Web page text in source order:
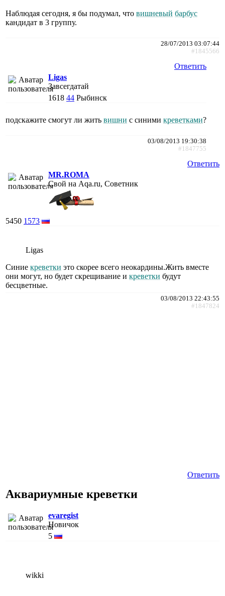
Наблюдая сегодня, я бы подумал, что вишневый барбус
кандидат в 3 группу.
28/07/2013 03:07:44
#1845566
Ответить
Ligas
Завсегдатай
1618 44 Рыбинск
подскажите смогут ли жить вишни с синими креветками?
03/08/2013 19:30:38
#1847755
Ответить
MR.ROMA
Свой на Aqa.ru, Советник
5450 1573
Ligas
Синие креветки это скорее всего неокардины.Жить вместе
они могут, но будет скрещивание и креветки будут
бесцветные.
03/08/2013 22:43:55
#1847824
Ответить
Аквариумные креветки
evaregist
Новичок
5
wikki